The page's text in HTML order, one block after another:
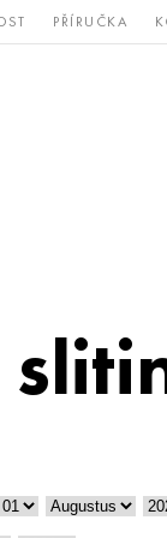
PŘÍRUČKA